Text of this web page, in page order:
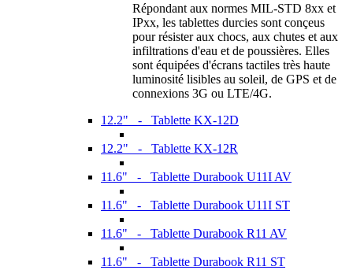
Répondant aux normes MIL-STD 8xx et
IPxx, les tablettes durcies sont conçeus
pour résister aux chocs, aux chutes et aux
infiltrations d'eau et de poussières. Elles
sont équipées d'écrans tactiles très haute
luminosité lisibles au soleil, de GPS et de
connexions 3G ou LTE/4G.
12.2" - Tablette KX-12D
12.2" - Tablette KX-12R
11.6" - Tablette Durabook U11I AV
11.6" - Tablette Durabook U11I ST
11.6" - Tablette Durabook R11 AV
11.6" - Tablette Durabook R11 ST